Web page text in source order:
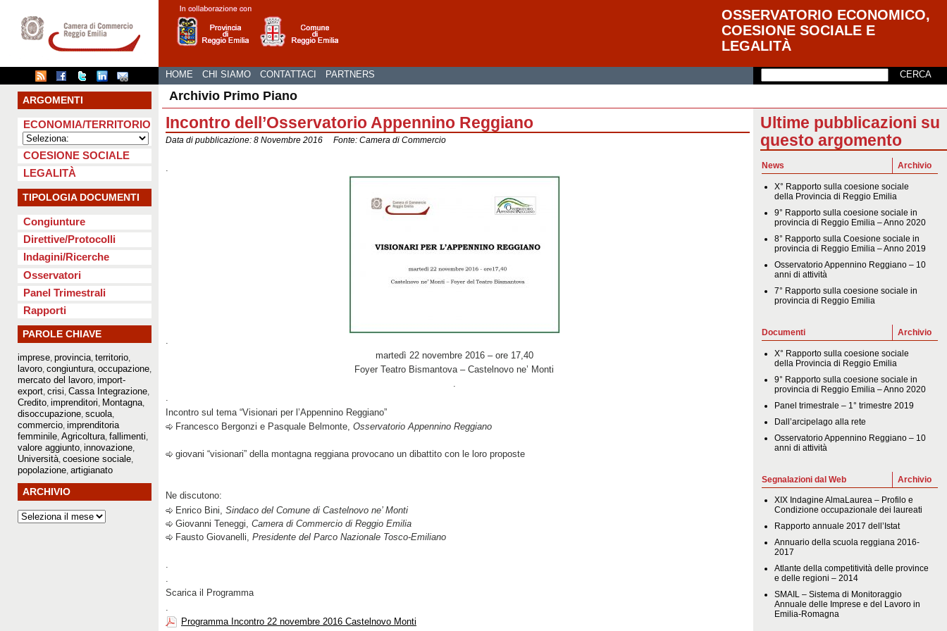
OSSERVATORIO ECONOMICO,
COESIONE SOCIALE E
LEGALITÀ
HOME CHI SIAMO CONTATTACI PARTNERS
ARGOMENTI
ECONOMIA/TERRITORIO
COESIONE SOCIALE
LEGALITÀ
TIPOLOGIA DOCUMENTI
Congiunture
Direttive/Protocolli
Indagini/Ricerche
Osservatori
Panel Trimestrali
Rapporti
PAROLE CHIAVE
imprese provincia territorio
lavoro congiuntura occupazione
mercato del lavoro import-
export crisi Cassa Integrazione
Credito imprenditori Montagna
disoccupazione scuola
commercio imprenditoria
femminile Agricoltura fallimenti
valore aggiunto innovazione
Università coesione sociale
popolazione artigianato
ARCHIVIO
Ultime pubblicazioni su
questo argomento
Archivio
News
X° Rapporto sulla coesione sociale
della Provincia di Reggio Emilia
9° Rapporto sulla coesione sociale in
provincia di Reggio Emilia – Anno 2020
8° Rapporto sulla Coesione sociale in
provincia di Reggio Emilia – Anno 2019
Osservatorio Appennino Reggiano – 10
anni di attività
7° Rapporto sulla coesione sociale in
provincia di Reggio Emilia
Archivio
Documenti
X° Rapporto sulla coesione sociale
della Provincia di Reggio Emilia
9° Rapporto sulla coesione sociale in
provincia di Reggio Emilia – Anno 2020
Panel trimestrale – 1° trimestre 2019
Dall’arcipelago alla rete
Osservatorio Appennino Reggiano – 10
anni di attività
Archivio
Segnalazioni dal Web
XIX Indagine AlmaLaurea – Profilo e
Condizione occupazionale dei laureati
Rapporto annuale 2017 dell’Istat
Annuario della scuola reggiana 2016-
2017
Atlante della competitività delle province
e delle regioni – 2014
SMAIL – Sistema di Monitoraggio
Annuale delle Imprese e del Lavoro in
Emilia-Romagna
Archivio Primo Piano
Incontro dell’Osservatorio Appennino Reggiano
Data di pubblicazione: 8 Novembre 2016 Fonte: Camera di Commercio
.
.
martedì 22 novembre 2016 – ore 17,40
Foyer Teatro Bismantova – Castelnovo ne’ Monti
.
.
Incontro sul tema “Visionari per l’Appennino Reggiano”
Francesco Bergonzi e Pasquale Belmonte, Osservatorio Appennino Reggiano
giovani “visionari” della montagna reggiana provocano un dibattito con le loro proposte
Ne discutono:
Enrico Bini, Sindaco del Comune di Castelnovo ne’ Monti
Giovanni Teneggi, Camera di Commercio di Reggio Emilia
Fausto Giovanelli, Presidente del Parco Nazionale Tosco-Emiliano
Scarica il Programma
Programma Incontro 22 novembre 2016 Castelnovo Monti